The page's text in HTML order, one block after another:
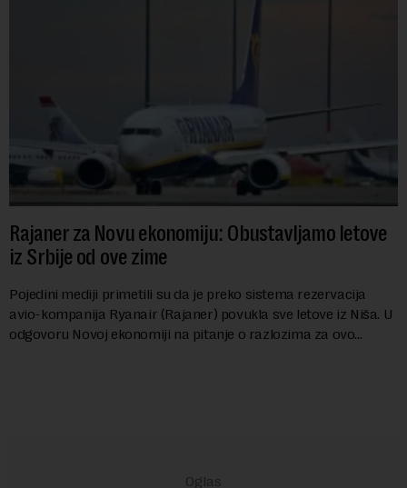
Rajaner za Novu ekonomiju: Obustavljamo letove
iz Srbije od ove zime
Pojedini mediji primetili su da je preko sistema rezervacija
avio-kompanija Ryanair (Rajaner) povukla sve letove iz Niša. U
odgovoru Novoj ekonomiji na pitanje o razlozima za ovo